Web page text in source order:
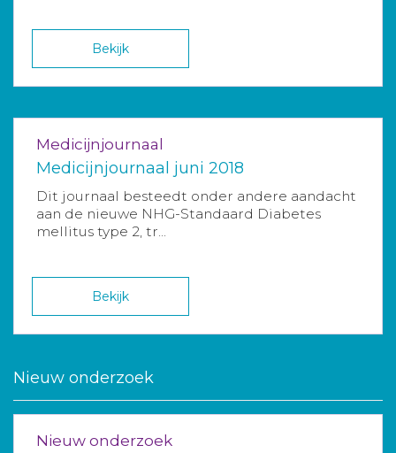
Bekijk
Medicijnjournaal
Medicijnjournaal juni 2018
Dit journaal besteedt onder andere aandacht
aan de nieuwe NHG-Standaard Diabetes
mellitus type 2, tr...
Bekijk
Nieuw onderzoek
Nieuw onderzoek